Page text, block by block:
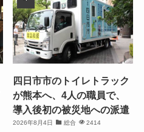
四日市市のトイレトラック
が熊本へ、4人の職員で、
導入後初の被災地への派遣
2026年8月4日 総合 2414